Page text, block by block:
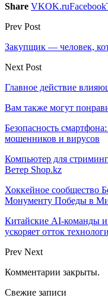
Share VKOK.ruFacebook
Prev Post
Закупщик — человек,
Next Post
Главное действие
Вам также могут
Безопасность
мошенников и вирусов
Компьютер для
Ветер Shop.kz
Хоккейное сообщество
Монументу Победы в
Китайские AI-команды
ускоряет отток
Prev Next
Комментарии закрыты.
Свежие записи